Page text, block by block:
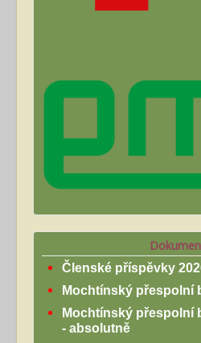
Členské příspěvky
Mochtínský přespolní
Mochtínský přespolní
- absolutně